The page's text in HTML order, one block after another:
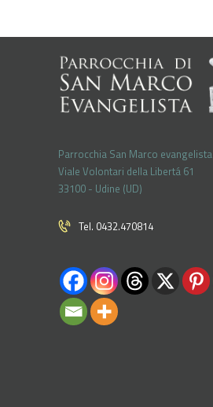
Parrocchia San Marco evangelista
Viale Volontari della Libertá 61
33100 - Udine (UD)
Tel. 0432.470814